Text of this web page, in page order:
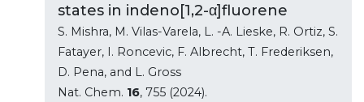
states in indeno[1,2-α]fluorene
S. Mishra, M. Vilas-Varela, L. -A. Lieske, R. Ortiz, S.
Fatayer, I. Roncevic, F. Albrecht, T. Frederiksen,
D. Pena, and L. Gross
Nat. Chem. 16, 755 (2024).